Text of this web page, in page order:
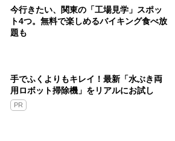
今行きたい、関東の「工場見学」スポッ
ト4つ。無料で楽しめるバイキング食べ放
題も
手でふくよりもキレイ！最新「水ぶき両
用ロボット掃除機」をリアルにお試し
PR